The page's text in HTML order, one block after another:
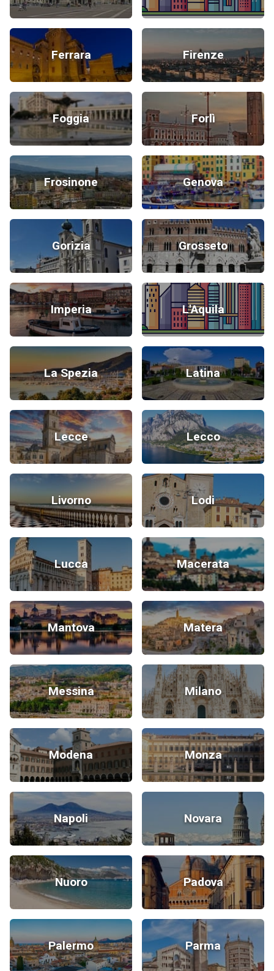
Ferrara Firenze
Foggia Forlì
Frosinone Genova
Gorizia Grosseto
Imperia L'Aquila
La Spezia Latina
Lecce Lecco
Livorno Lodi
Lucca Macerata
Mantova Matera
Messina Milano
Modena Monza
Napoli Novara
Nuoro Padova
Palermo Parma